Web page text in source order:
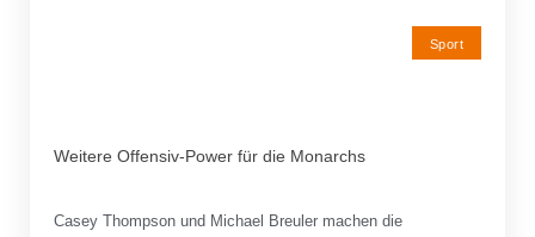
Sport
Weitere Offensiv-Power für die Monarchs
Casey Thompson und Michael Breuler machen die